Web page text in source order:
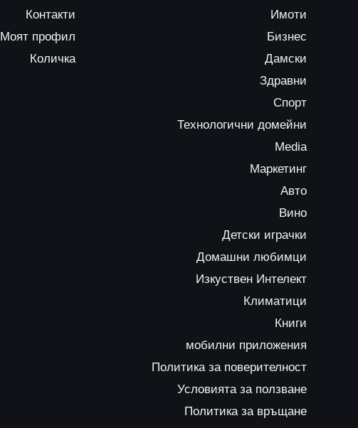
Контакти
Моят профил
Количка
Имоти
Бизнес
Дамски
Здравни
Спорт
Технологични домейни
Media
Маркетинг
Авто
Вино
Детски играчки
Домашни любимци
Изкуствен Интелект
Климатици
Книги
мобилни приложения
Политика за поверителност
Условията за ползване
Политика за връщане